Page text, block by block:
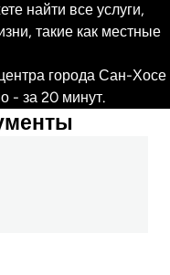
найти все услуги,
такие как местные
города Сан-Хосе
- за 20 минут.